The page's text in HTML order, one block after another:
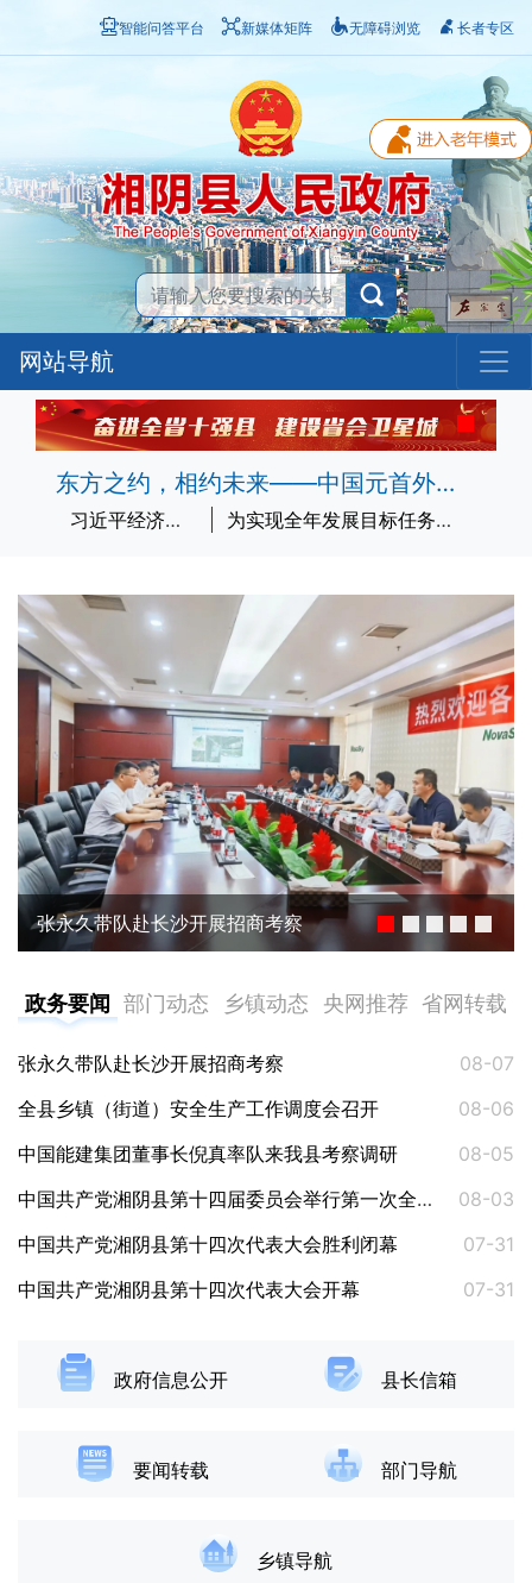
智能问答平台 新媒体矩阵 无障碍浏览 长者专区
网站导航
东方之约，相约未来——中国元首外交的世界情怀与大国气派
习近平经济思想指引中国经济高质量发展行稳致远 为实现全年发展目标任务夯实基础——习近平总书记引领“十五五”开局之年中国经济破浪前行
张永久带队赴长沙开展招商考察
政务要闻 部门动态 乡镇动态 央网推荐 省网转载
张永久带队赴长沙开展招商考察
08-07
全县乡镇（街道）安全生产工作调度会召开
08-06
中国能建集团董事长倪真率队来我县考察调研
08-05
中国共产党湘阴县第十四届委员会举行第一次全体会议 张永久当选县委书记
08-03
中国共产党湘阴县第十四次代表大会胜利闭幕
07-31
中国共产党湘阴县第十四次代表大会开幕
07-31
政府信息公开 县长信箱
要闻转载 部门导航
乡镇导航